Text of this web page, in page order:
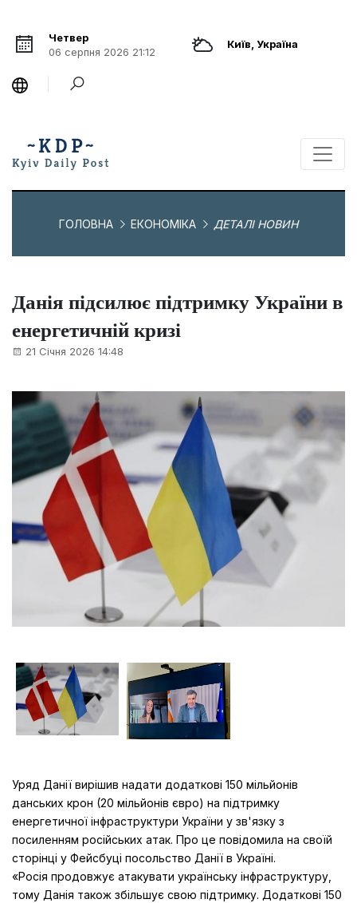
Четвер
06 серпня 2026 21:12
Київ, Україна
ГОЛОВНА ЕКОНОМІКА ДЕТАЛІ НОВИН
Данія підсилює підтримку України в
енергетичній кризі
21 Січня 2026 14:48
Уряд Данії вирішив надати додаткові 150 мільйонів
данських крон (20 мільйонів євро) на підтримку
енергетичної інфраструктури України у зв'язку з
посиленням російських атак. Про це повідомила на своїй
сторінці у Фейсбуці посольство Данії в Україні.
«Росія продовжує атакувати українську інфраструктуру,
тому Данія також збільшує свою підтримку. Додаткові 150